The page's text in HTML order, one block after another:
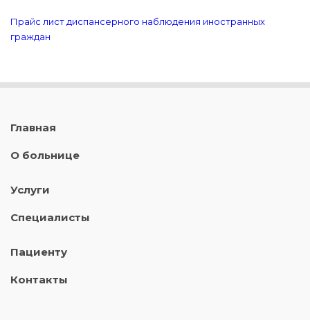
Прайс лист диспансерного наблюдения иностранных
граждан
Главная
О больнице
Услуги
Специалисты
Пациенту
Контакты